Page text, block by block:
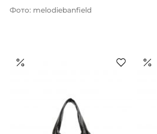
Фото: melodiebanfield